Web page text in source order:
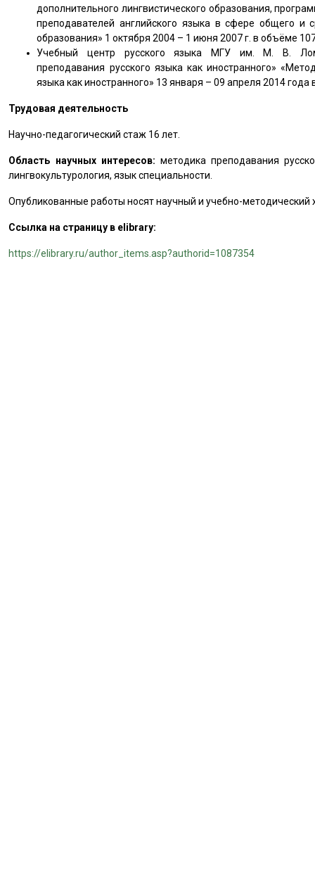
дополнительного лингвистического образования,
преподавателей английского языка в сфере общего и
образования» 1 октября 2004 – 1 июня 2007 г. в объёме
Учебный центр русского языка МГУ им. М. В.
преподавания русского языка как иностранного»
языка как иностранного» 13 января – 09 апреля 2014
Трудовая деятельность
Научно-педагогический стаж 16 лет.
Область научных интересов: методика преподавания
лингвокультурология, язык специальности.
Опубликованные работы носят научный и учебно-методический
Ссылка на страницу в elibrary:
https://elibrary.ru/author_items.asp?authorid=1087354